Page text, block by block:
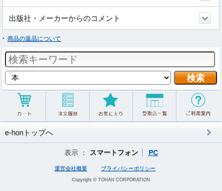
出版社・メーカーからのコメント
商品の返品について
e-honトップへ
表示 ： スマートフォン PC
運営会社概要 プライバシーポリシー
Copyright © TOHAN CORPORATION